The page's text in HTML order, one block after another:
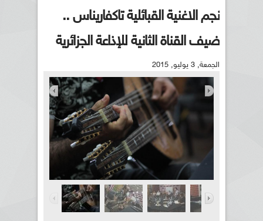
نجم الاغنية القبائلية تاكفاريناس ..
ضيف القناة الثانية للإذاعة الجزائرية
الجمعة, 3 يوليو, 2015